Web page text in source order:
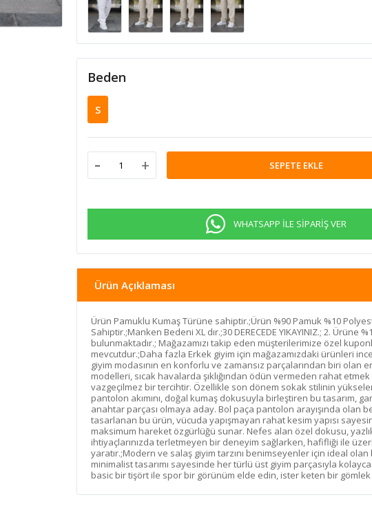
Beden
S
- + SEPETE EKLE
WHATSAPP İLE SİPARİŞ VER
Ürün Açıklaması
Ürün Pamuklu Kumaş Türüne sahiptir.;Ürün %90 Pamuk %10
Sahiptir.;Manken Bedeni XL dır.;30 DERECEDE YIKAYINIZ.; 2. Ürüne
bulunmaktadır.; Mağazamızı takip eden müşterilerimize özel
mevcutdur.;Daha fazla Erkek giyim için mağazamızdaki ürünleri
giyim modasının en konforlu ve zamansız parçalarından biri olan
modelleri, sıcak havalarda şıklığından ödün vermeden rahat
vazgeçilmez bir tercihtir. Özellikle son dönem sokak stilinin
pantolon akımını, doğal kumaş dokusuyla birleştiren bu tasarım,
anahtar parçası olmaya aday. Bol paça pantolon arayışında olan
tasarlanan bu ürün, vücuda yapışmayan rahat kesim yapısı
maksimum hareket özgürlüğü sunar. Nefes alan özel dokusu,
ihtiyaçlarınızda terletmeyen bir deneyim sağlarken, hafifliği ile
yaratır.;Modern ve salaş giyim tarzını benimseyenler için ideal
minimalist tasarımı sayesinde her türlü üst giyim parçasıyla
basic bir tişört ile spor bir görünüm elde edin, ister keten bir gömlek